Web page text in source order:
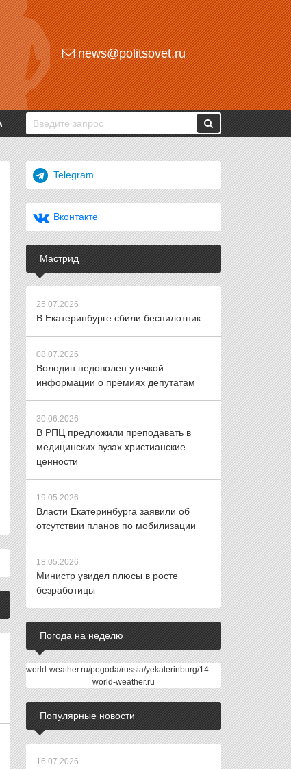
news@politsovet.ru
Telegram
Вконтакте
Мастрид
25.07.2026
В Екатеринбурге сбили беспилотник
08.07.2026
Володин недоволен утечкой
информации о премиях депутатам
30.06.2026
В РПЦ предложили преподавать в
медицинских вузах христианские
ценности
19.05.2026
Власти Екатеринбурга заявили об
отсутствии планов по мобилизации
18.05.2026
Министр увидел плюсы в росте
безработицы
Погода на неделю
world-weather.ru/pogoda/russia/yekaterinburg/14days/
world-weather.ru
Популярные новости
16.07.2026